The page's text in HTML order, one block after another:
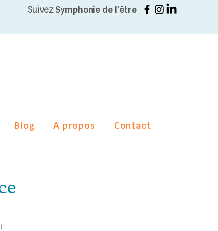
SuivezSymphonie de l'être
Blog A propos Contact